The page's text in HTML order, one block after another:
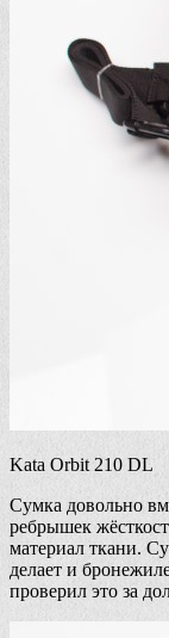
Kata Orbit 210 DL
Сумка довольно
ребрышек
материал ткани.
делает и
проверил это за